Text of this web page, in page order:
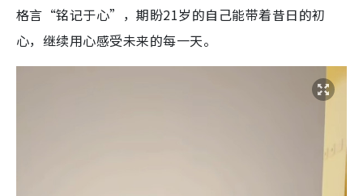
格言“铭记于心”，期盼21岁的自己能带着昔日的初
心，继续用心感受未来的每一天。